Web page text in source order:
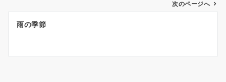
ゲ
シ
次のページへ
雨の季節